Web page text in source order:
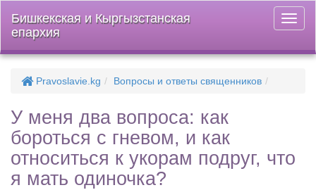
меню
Бишкекская и Кыргызстанская
епархия
Pravoslavie.kg Вопросы и ответы священников
У меня два вопроса: как
бороться с гневом, и как
относиться к укорам подруг, что
я мать одиночка?